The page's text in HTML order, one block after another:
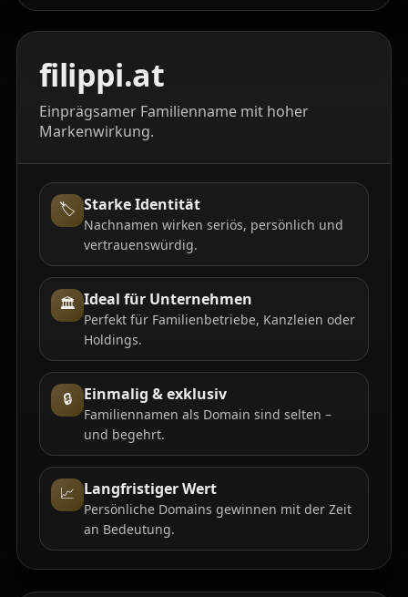
filippi.at
Einprägsamer Familienname mit hoher
Markenwirkung.
🏷️ Starke Identität
Nachnamen wirken seriös, persönlich und
vertrauenswürdig.
🏛️ Ideal für Unternehmen
Perfekt für Familienbetriebe, Kanzleien oder
Holdings.
🔒 Einmalig & exklusiv
Familiennamen als Domain sind selten –
und begehrt.
📈 Langfristiger Wert
Persönliche Domains gewinnen mit der Zeit
an Bedeutung.